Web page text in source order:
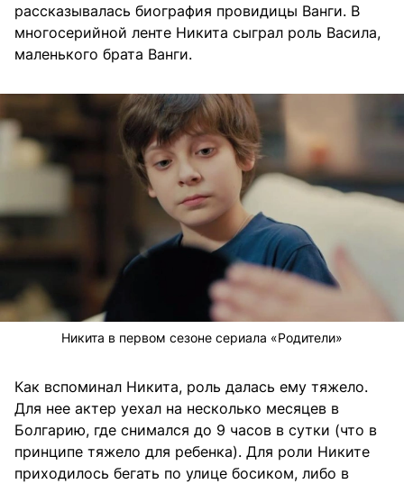
рассказывалась биография провидицы Ванги. В
многосерийной ленте Никита сыграл роль Васила,
маленького брата Ванги.
Никита в первом сезоне сериала «Родители»
Как вспоминал Никита, роль далась ему тяжело.
Для нее актер уехал на несколько месяцев в
Болгарию, где снимался до 9 часов в сутки (что в
принципе тяжело для ребенка). Для роли Никите
приходилось бегать по улице босиком, либо в